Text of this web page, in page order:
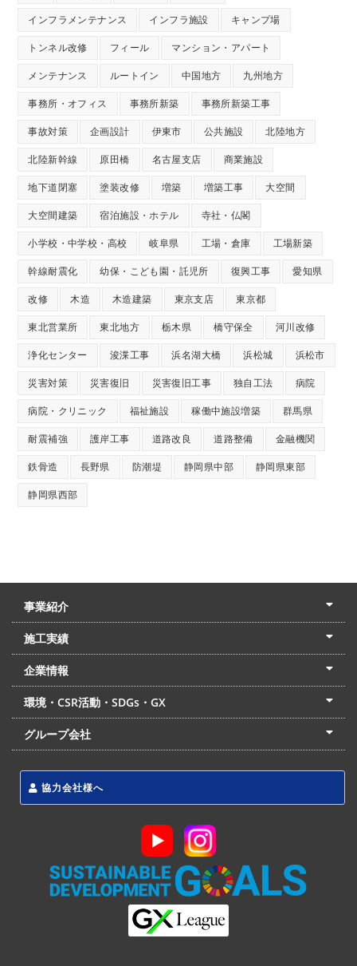
インフラメンテナンス インフラ施設 キャンプ場
トンネル改修 フィール マンション・アパート
メンテナンス ルートイン 中国地方 九州地方
事務所・オフィス 事務所新築 事務所新築工事
事故対策 企画設計 伊東市 公共施設 北陸地方
北陸新幹線 原田橋 名古屋支店 商業施設
地下道閉塞 塗装改修 増築 増築工事 大空間
大空間建築 宿泊施設・ホテル 寺社・仏閣
小学校・中学校・高校 岐阜県 工場・倉庫 工場新築
幹線耐震化 幼保・こども園・託児所 復興工事 愛知県
改修 木造 木造建築 東京支店 東京都
東北営業所 東北地方 栃木県 橋守保全 河川改修
浄化センター 浚渫工事 浜名湖大橋 浜松城 浜松市
災害対策 災害復旧 災害復旧工事 独自工法 病院
病院・クリニック 福祉施設 稼働中施設増築 群馬県
耐震補強 護岸工事 道路改良 道路整備 金融機関
鉄骨造 長野県 防潮堤 静岡県中部 静岡県東部
静岡県西部
事業紹介
土木本部
建築本部
PPP・PFI
リフォーム・リノベーション
中村建設の家
施工実績
土木部門
建築部門
リフォーム部門
住宅部門
名古屋支店
東京支店
企業情報
会社概要
経営理念
沿革
リクルート
最新情報
お問合せ
環境・CSR活動・SDGs・GX
LSS流動化処理工法
CSR・SDGs・GX
発電事業
次世代ZEBオフィス
グループ会社
協力会社様へ